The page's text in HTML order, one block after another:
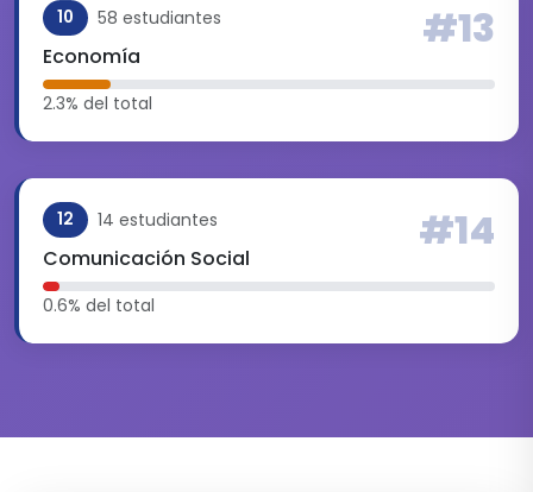
#13
10 58 estudiantes
Economía
2.3% del total
#14
12 14 estudiantes
Comunicación Social
0.6% del total